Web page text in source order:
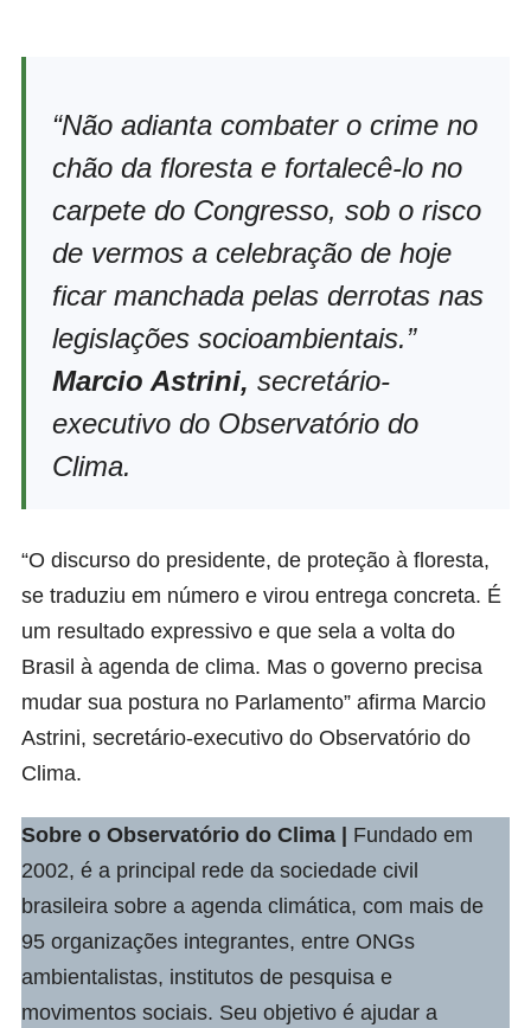
“Não adianta combater o crime no
chão da floresta e fortalecê-lo no
carpete do Congresso, sob o risco
de vermos a celebração de hoje
ficar manchada pelas derrotas nas
legislações socioambientais.”
Marcio Astrini, secretário-
executivo do Observatório do
Clima.
“O discurso do presidente, de proteção à floresta,
se traduziu em número e virou entrega concreta. É
um resultado expressivo e que sela a volta do
Brasil à agenda de clima. Mas o governo precisa
mudar sua postura no Parlamento” afirma Marcio
Astrini, secretário-executivo do Observatório do
Clima.
Sobre o Observatório do Clima
Fundado em
2002, é a principal rede da sociedade civil
brasileira sobre a agenda climática, com mais de
95 organizações integrantes, entre ONGs
ambientalistas, institutos de pesquisa e
movimentos sociais. Seu objetivo é ajudar a